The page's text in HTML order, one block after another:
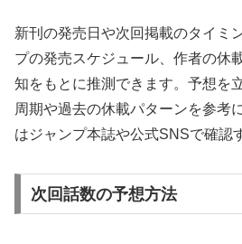
新刊の発売日や次回掲載のタイミ
プの発売スケジュール、作者の休
知をもとに推測できます。予想を
周期や過去の休載パターンを参考
はジャンプ本誌や公式SNSで確認
次回話数の予想方法